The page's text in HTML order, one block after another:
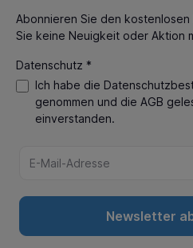
Abonnieren Sie den
Sie keine Neuigkeit oder Aktion
Datenschutz *
Ich habe die
genommen und die AGB
einverstanden.
Newsletter